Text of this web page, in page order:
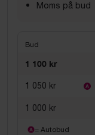
Moms på bud
Bud
1 100 kr
1 050 kr
1 000 kr
= Autobud